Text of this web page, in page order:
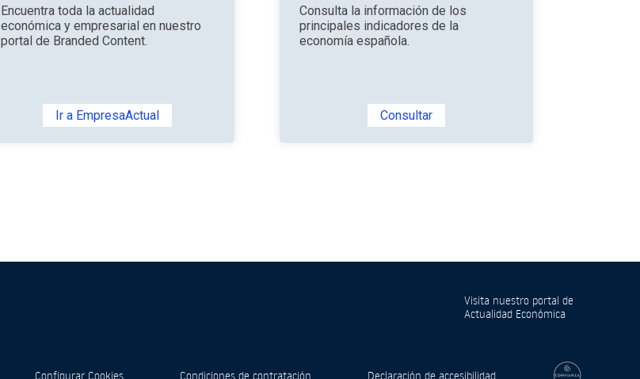
Encuentra toda la actualidad
económica y empresarial en nuestro
portal de Branded Content.
Ir a EmpresaActual
Consulta la información de los
principales indicadores de la
economía española.
Consultar
Visita nuestro portal de
Actualidad Económica
Configurar Cookies Condiciones de contratación Declaración de accesibilidad